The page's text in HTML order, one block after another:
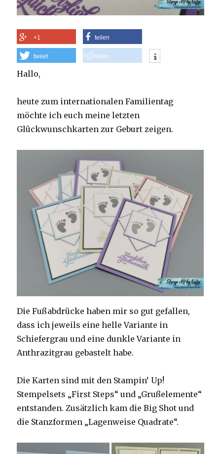
+1 teilen
tweet teilen
Hallo,
heute zum internationalen Familientag
möchte ich euch meine letzten
Glückwunschkarten zur Geburt zeigen.
Die Fußabdrücke haben mir so gut gefallen,
dass ich jeweils eine helle Variante in
Schiefergrau und eine dunkle Variante in
Anthrazitgrau gebastelt habe.
Die Karten sind mit den Stampin‘ Up!
Stempelsets „First Steps“ und „Grußelemente“
entstanden. Zusätzlich kam die Big Shot und
die Stanzformen „Lagenweise Quadrate“.